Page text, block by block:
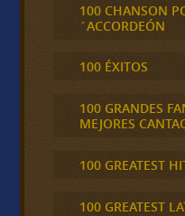
100 CHANSON
´ACCORDEÓN
100 ÉXITOS
100 GRANDES
MEJORES
100 GREATEST
100 GREATEST